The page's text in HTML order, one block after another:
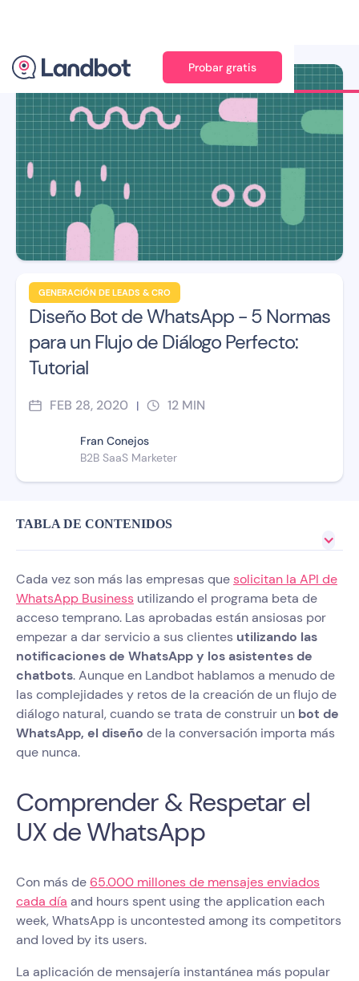
Probar gratis
GENERACIÓN DE LEADS & CRO
Diseño Bot de WhatsApp - 5 Normas
para un Flujo de Diálogo Perfecto:
Tutorial
FEB 28, 2020 | 12 MIN
Fran Conejos
B2B SaaS Marketer
Ilustración: Jana Pérez
TABLA DE CONTENIDOS
Cada vez son más las empresas quesolicitan la API de
WhatsApp Business utilizando el programa beta de
acceso temprano. Las aprobadas están ansiosas por
empezar a dar servicio a sus clientes utilizando las
notificaciones de WhatsApp y los asistentes de
chatbots. Aunque en Landbot hablamos a menudo de
las complejidades y retos de la creación de un flujo de
diálogo natural, cuando se trata de construir un bot de
WhatsApp, el diseño de la conversación importa más
que nunca.
Comprender & Respetar el
UX de WhatsApp
Con más de 65.000 millones de mensajes enviados
cada día and hours spent using the application each
week, WhatsApp is uncontested among its competitors
and loved by its users.
La aplicación de mensajería instantánea más popular